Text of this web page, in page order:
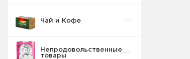
Чай и Кофе 315
Непродовольственные
товары
907